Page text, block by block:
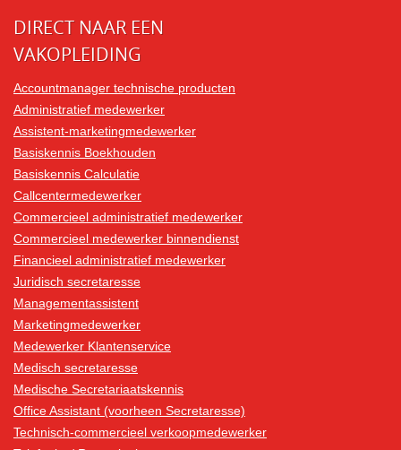
DIRECT NAAR EEN
VAKOPLEIDING
Accountmanager technische producten
Administratief medewerker
Assistent-marketingmedewerker
Basiskennis Boekhouden
Basiskennis Calculatie
Callcentermedewerker
Commercieel administratief medewerker
Commercieel medewerker binnendienst
Financieel administratief medewerker
Juridisch secretaresse
Managementassistent
Marketingmedewerker
Medewerker Klantenservice
Medisch secretaresse
Medische Secretariaatskennis
Office Assistant (voorheen Secretaresse)
Technisch-commercieel verkoopmedewerker